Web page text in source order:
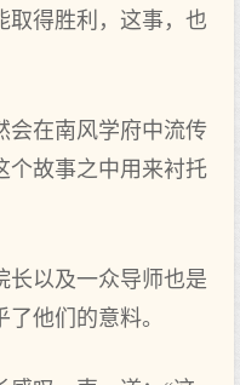
取得胜利，这事，也
会在南风学府中流传
个故事之中用来衬托
长以及一众导师也是
他们的意料。